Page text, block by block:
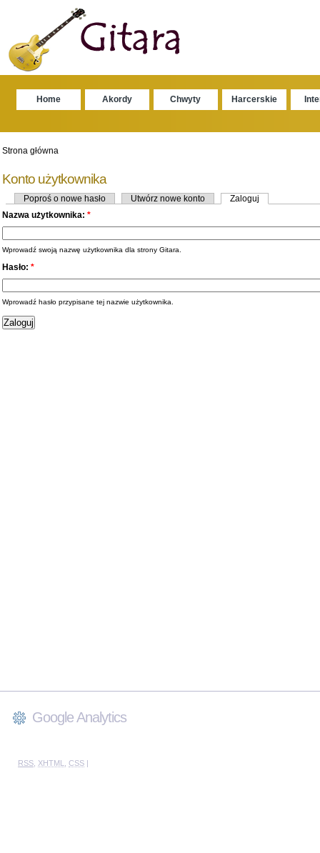
Home Akordy Chwyty Harcerskie
Strona główna
Konto użytkownika
Poproś o nowe hasło Utwórz nowe konto
Zaloguj
Nazwa użytkownika: *
Wprowadź swoją nazwę użytkownika dla strony Gitara.
Hasło: *
Wprowadź hasło przypisane tej nazwie użytkownika.
Google Analytics
RSS, XHTML, CSS